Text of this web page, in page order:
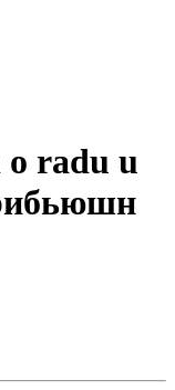
o radu u